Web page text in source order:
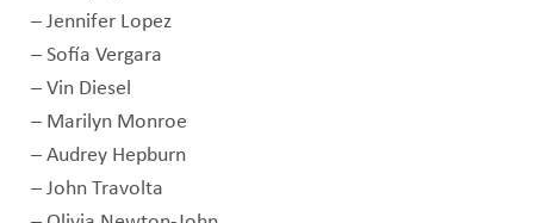
– Jennifer Lopez
– Sofía Vergara
– Vin Diesel
– Marilyn Monroe
– Audrey Hepburn
– John Travolta